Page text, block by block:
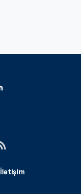
İletişim